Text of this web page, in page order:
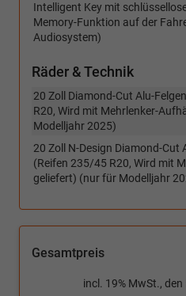
Intelligent Key mit
Memory-Funktion auf der
Audiosystem)
Räder & Technik
20 Zoll Diamond-Cut Alu-
R20, Wird mit Mehrlenker-
Modelljahr 2025)
20 Zoll N-Design Diamond-Cut
(Reifen 235/45 R20, Wird mit
geliefert) (nur für Modelljahr
Gesamtpreis
incl. 19% MwSt.,